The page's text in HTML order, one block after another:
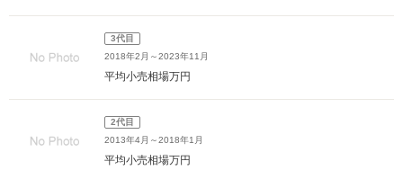
3代目
2018年2月～2023年11月
平均小売相場万円
2代目
2013年4月～2018年1月
平均小売相場万円